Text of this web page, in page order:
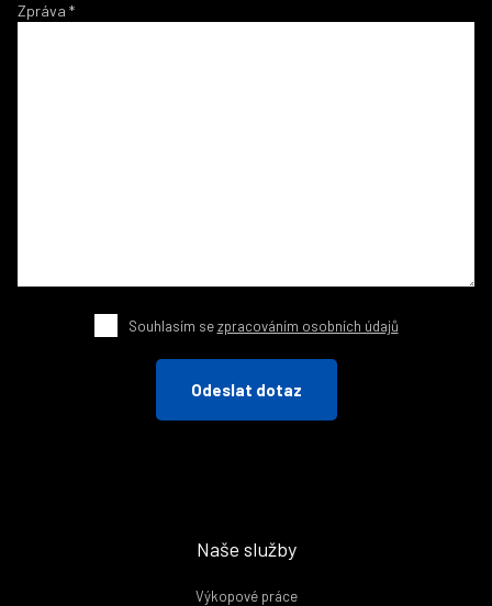
Zpráva *
Souhlasím sezpracováním osobních údajů
Odeslat dotaz
Naše služby
Výkopové práce